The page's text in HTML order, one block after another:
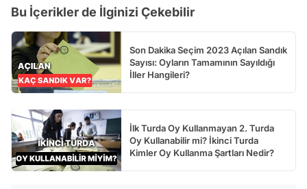
Bu İçerikler de İlginizi Çekebilir
Son Dakika Seçim 2023 Açılan Sandık
Sayısı: Oyların Tamamının Sayıldığı
İller Hangileri?
İlk Turda Oy Kullanmayan 2. Turda
Oy Kullanabilir mi? İkinci Turda
Kimler Oy Kullanma Şartları Nedir?